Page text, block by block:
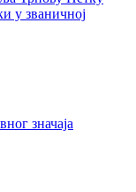
у званичној
значаја